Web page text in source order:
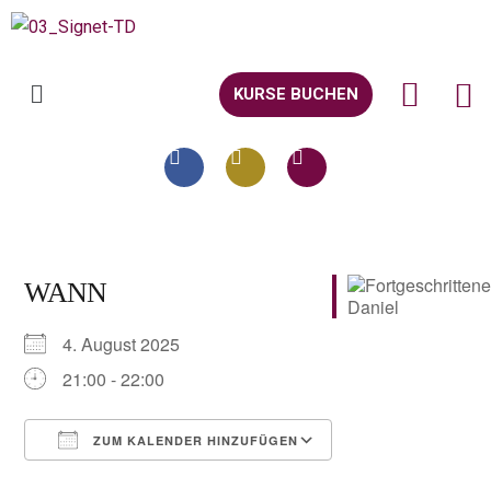
KURSE BUCHEN
WANN
4. August 2025
21:00 - 22:00
ZUM KALENDER HINZUFÜGEN